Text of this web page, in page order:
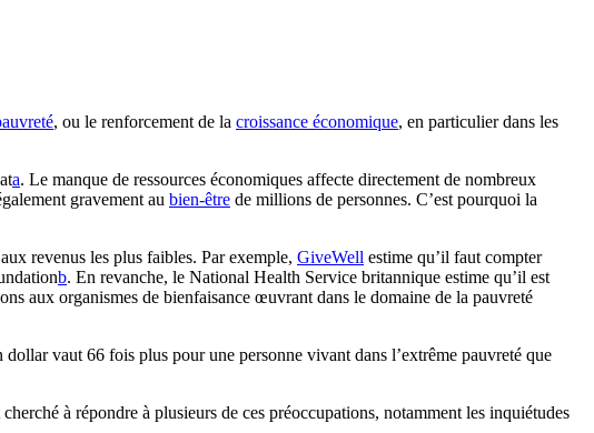
, ou le renforcement de la croissance économique, en particulier dans les
a. Le manque de ressources économiques affecte directement de nombreux
gravement au bien-être de millions de personnes. C’est pourquoi la
revenus les plus faibles. Par exemple, GiveWell estime qu’il faut compter
b. En revanche, le National Health Service britannique estime qu’il est
aux organismes de bienfaisance œuvrant dans le domaine de la pauvreté
dollar vaut 66 fois plus pour une personne vivant dans l’extrême pauvreté que
à répondre à plusieurs de ces préoccupations, notamment les inquiétudes